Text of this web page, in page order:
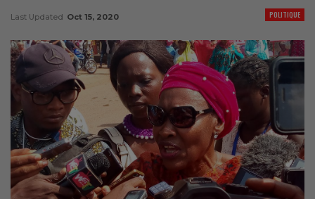
POLITIQUE
Last Updated Oct 15, 2020